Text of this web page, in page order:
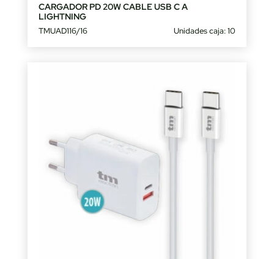
CARGADOR PD 20W CABLE USB C A
LIGHTNING
TMUAD116/16 Unidades caja: 10